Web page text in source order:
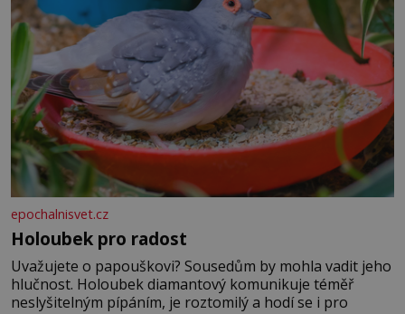
epochalnisvet.cz
Holoubek pro radost
Uvažujete o papouškovi? Sousedům by mohla vadit jeho
hlučnost. Holoubek diamantový komunikuje téměř
neslyšitelným pípáním, je roztomilý a hodí se i pro